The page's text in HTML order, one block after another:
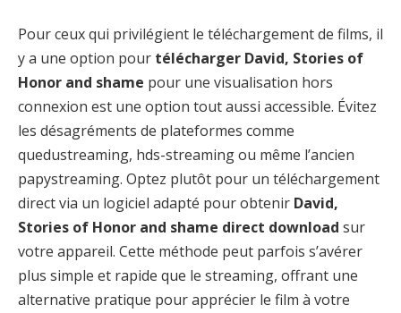
Pour ceux qui privilégient le téléchargement de films, il
y a une option pour télécharger David, Stories of
Honor and shame pour une visualisation hors
connexion est une option tout aussi accessible. Évitez
les désagréments de plateformes comme
quedustreaming, hds-streaming ou même l’ancien
papystreaming. Optez plutôt pour un téléchargement
direct via un logiciel adapté pour obtenir David,
Stories of Honor and shame direct download sur
votre appareil. Cette méthode peut parfois s’avérer
plus simple et rapide que le streaming, offrant une
alternative pratique pour apprécier le film à votre